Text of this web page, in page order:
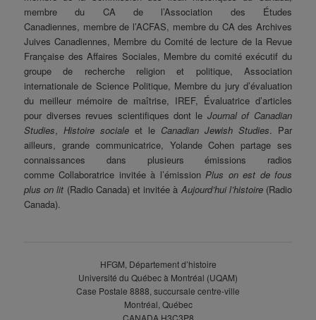
membre du CA de l’Association des Études
Canadiennes, membre de l’ACFAS, membre du CA des Archives
Juives Canadiennes, Membre du Comité de lecture de la Revue
Française des Affaires Sociales, Membre du comité exécutif du
groupe de recherche religion et politique, Association
internationale de Science Politique, Membre du jury d’évaluation
du meilleur mémoire de maîtrise, IREF, Évaluatrice d’articles
pour diverses revues scientifiques dont le Journal of Canadian
Studies,Histoire socialeet le Canadian Jewish Studies. Par
ailleurs, grande communicatrice, Yolande Cohen partage ses
connaissances dans plusieurs émissions radios
comme Collaboratrice invitée à l’émissionPlus on est de fous
plus on lit (Radio Canada) et invitée à Aujourd’hui l’histoire(Radio
Canada).
HFGM, Département d’histoire
Université du Québec à Montréal (UQAM)
Case Postale 8888, succursale centre-ville
Montréal, Québec
CANADA H3C3P8